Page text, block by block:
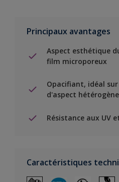
Principaux avantages
Aspect esthétique
film microporeux
Opacifiant, idéal
d'aspect hétérogène
Résistance aux UV
Caractéristiques